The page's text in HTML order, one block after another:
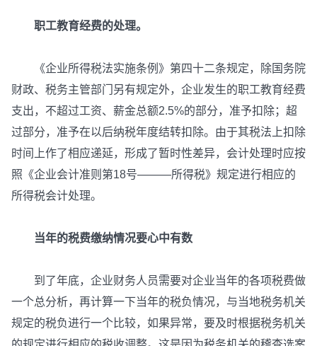
职工教育经费的处理。
《企业所得税法实施条例》第四十二条规定，除国务院
财政、税务主管部门另有规定外，企业发生的职工教育经费
支出，不超过工资、薪金总额2.5%的部分，准予扣除；超
过部分，准予在以后纳税年度结转扣除。由于其税法上扣除
时间上作了相应递延，形成了暂时性差异，会计处理时应按
照《企业会计准则第18号———所得税》规定进行相应的
所得税会计处理。
当年的税费缴纳情况要心中有数
到了年底，企业财务人员需要对企业当年的各项税费做
一个总分析，再计算一下当年的税负情况，与当地税务机关
规定的税负进行一个比较，如果异常，要及时根据税务机关